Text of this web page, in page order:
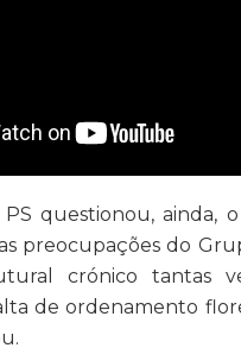
questionou, ainda,
preocupações do
crónico tantas
de ordenamento